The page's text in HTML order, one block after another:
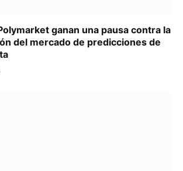
ganan una pausa contra la
del mercado de predicciones de